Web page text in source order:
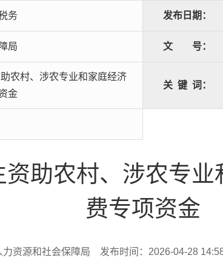
务 发布日期：
局 文 号：
农村、涉农专业和家庭经济
金
关 键 词：
助农村、涉农专
费专项资金
资源和社会保障局 发布时间：2026-04-28